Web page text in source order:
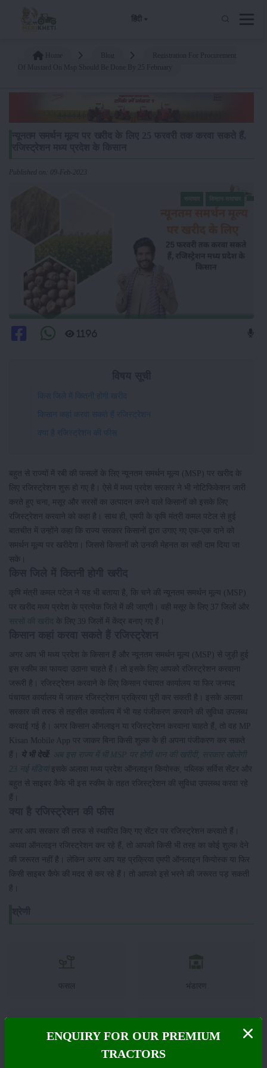
हिंदी
Published on: 09-Feb-2023
1196
किस जिले में कितनी होगी खरीद
किसान कहां करवा सकते हैं रजिस्ट्रेशन
क्या है रजिस्ट्रेशन की फीस
बहुत से राज्यों में रबी की फसलों के लिए न्यूनतम समर्थन मूल्य (MSP) पर खरीद के
लिए रजिस्ट्रेशन शुरू हो गए है। ऐसे में मध्य प्रदेश सरकार ने भी नोटिफिकेशन जारी
करते हुए चना, मसूर और सरसों का उत्पादन करने वाले किसानों को इसके लिए
रजिस्ट्रेशन करवाने को कहा है। साथ ही, एमपी के कृषि मंत्री कमल पटेल से हुई
बातचीत में उन्होंने कहा कि राज्य सरकार किसानों द्वारा उगाए गए एक-एक दाने को
समर्थन मूल्य पर खरीदेगा। जिससे किसानों को उनकी मेहनत का सही दाम दिया जा
सके।
कृषि मंत्री कमल पटेल ने यह भी बताया है, कि चने की न्यूनतम समर्थन मूल्य (MSP)
पर खरीद मध्य प्रदेश के प्रत्येक जिले में की जाएगी। वही मसूर के लिए 37 जिलों और
सरसों की खरीद के लिए 39 जिलों में केंद्र बनाए गए हैं।
अगर आप भी मध्य प्रदेश के किसान हैं और न्यूनतम समर्थन मूल्य (MSP) से जुड़ी हुई
इस स्कीम का फायदा उठाना चाहते हैं। तो इसके लिए आपको रजिस्ट्रेशन करवाना
जरूरी है। रजिस्ट्रेशन करवाने के लिए किसान पंचायत कार्यालय या फिर जनपद
पंचायत कार्यालय में जाकर रजिस्ट्रेशन प्रक्रिया पूरी कर सकती है। इसके अलावा
सरकार की तरफ से तहसील कार्यालय में भी यह पंजीकरण करवाने की सुविधा उपलब्ध
करवाई गई है। अगर किसान ऑनलाइन या रजिस्ट्रेशन करवाना चाहते हैं, तो वह MP
Kisan Mobile App पर जाकर बिना किसी शुल्क के ही अपना पंजीकरण कर सकते
हैं।
ये भी देखें:
अब इस राज्य में भी MSP पर होगी धान की खरीदी, सरकार खोलेगी
23 नई मंडियां इसके अलावा मध्य प्रदेश ऑनलाइन कियोस्क, पब्लिक सर्विस सेंटर और
बहुत से साइबर कैफे भी इस स्कीम के तहत रजिस्ट्रेशन की सुविधा उपलब्ध करवा रहे
हैं।
अगर आप सरकार की तरफ से स्थापित किए गए सेंटर पर रजिस्ट्रेशन करवाते हैं।
अथवा ऑनलाइन रजिस्ट्रेशन कर रहे हैं, तो आपको किसी भी तरह का कोई शुल्क देने
की जरूरत नहीं है। लेकिन अगर आप यह प्रक्रिया एमपी ऑनलाइन कियोस्क या फिर
किसी साइबर कैफे की मदद से कर रहे हैं। तो आपको इसे भरने की जरूरत पड़ सकती
है।
फसल भंडारण
ENQUIRY FOR OUR PREMIUM
TRACTORS